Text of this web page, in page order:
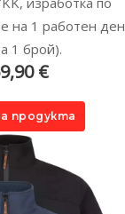
на 1 работен ден
1 брой).
€
продукта